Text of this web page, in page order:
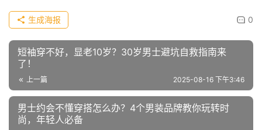
0
生成海报
短袖穿不好，显老10岁？30岁男士避坑自救指南来
了！
上一篇 2025-08-16 下午3:46
男士约会不懂穿搭怎么办？4个男装品牌教你玩转时
尚，年轻人必备